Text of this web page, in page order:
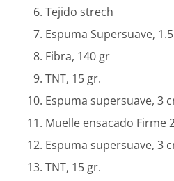
Tejido strech
Espuma Supersuave,
Fibra, 140 gr
TNT, 15 gr.
Espuma supersuave, 3
Muelle ensacado Firme
Espuma supersuave, 3
TNT, 15 gr.